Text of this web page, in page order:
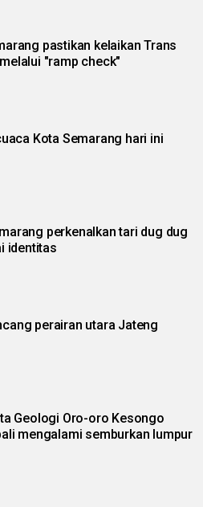
pastikan kelaikan Trans
"ramp check"
Kota Semarang hari ini
perkenalkan tari dug dug
der sebagai identitas
perairan utara Jateng
Geologi Oro-oro Kesongo
mengalami semburkan lumpur